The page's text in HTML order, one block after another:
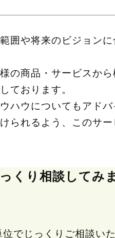
囲や将来のビジョン
の商品・サービスか
ております。
ハウについてもアド
られるよう、このサ
くり相談してみ
でじっくりご相談い